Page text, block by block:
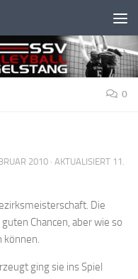
0
2010 · AKTUALISIERT 11.
Die
Chancen, aber wie so
ging sie ins Spiel 